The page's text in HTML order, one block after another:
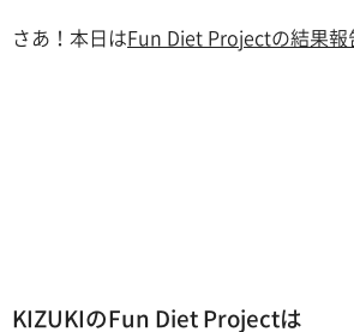
さあ！本日は Fun Diet Projectの結果報
KIZUKIのFun Diet Projectは